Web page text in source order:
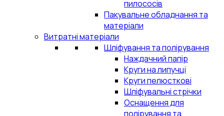
пилососів
Пакувальне обладнання та
матеріали
Витратні матеріали
Шліфування та полірування
Наждачний папір
Круги на липучці
Круги пелюсткові
Шліфувальні стрічки
Оснащення для
полірування та